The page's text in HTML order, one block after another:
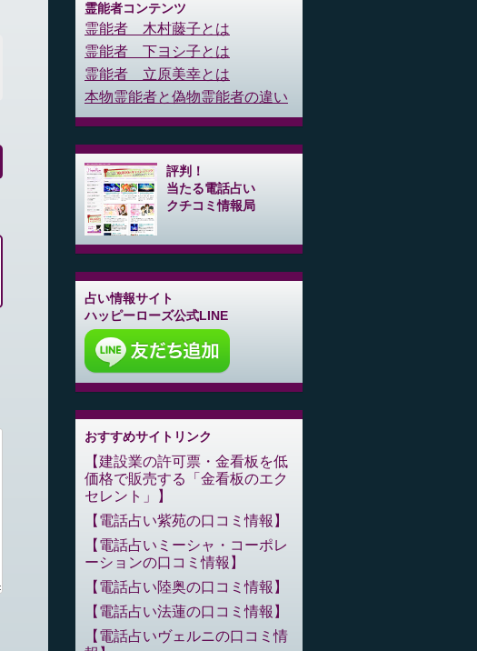
霊能者コンテンツ
霊能者 木村藤子とは
霊能者 下ヨシ子とは
霊能者 立原美幸とは
本物霊能者と偽物霊能者の違い
評判！
当たる電話占い
クチコミ情報局
占い情報サイト
ハッピーローズ公式LINE
おすすめサイトリンク
建設業の許可票・金看板を低
価格で販売する「金看板のエク
セレント」
電話占い紫苑の口コミ情報
電話占いミーシャ・コーポレ
ーションの口コミ情報
電話占い陸奥の口コミ情報
電話占い法蓮の口コミ情報
電話占いヴェルニの口コミ情